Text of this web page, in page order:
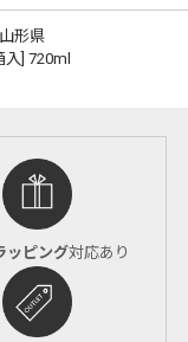
山形県
入] 720ml
ッピング対応あり